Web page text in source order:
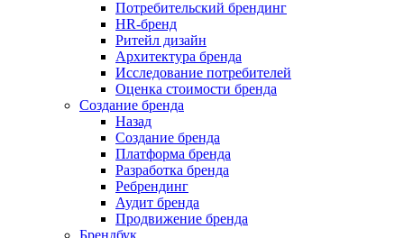
Потребительский брендинг
НR-бренд
Ритейл дизайн
Архитектура бренда
Исследование потребителей
Оценка стоимости бренда
Создание бренда
Назад
Создание бренда
Платформа бренда
Разработка бренда
Ребрендинг
Аудит бренда
Продвижение бренда